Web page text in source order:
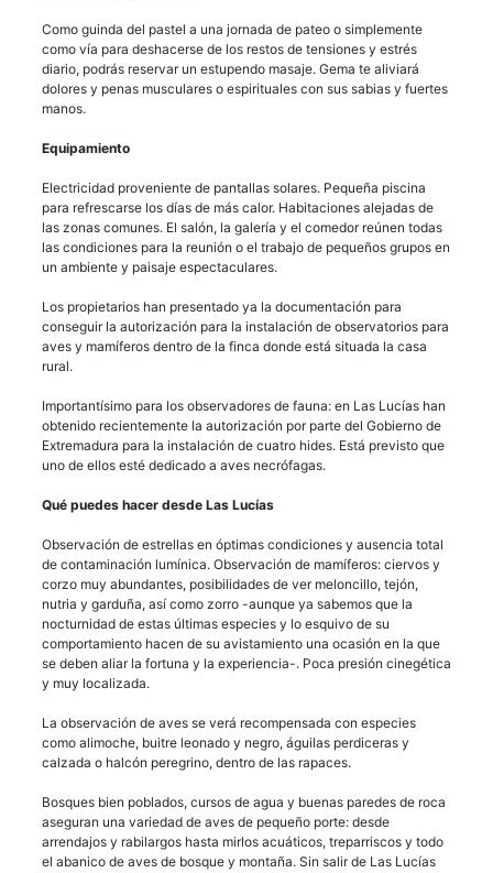
Como guinda del pastel a una jornada de pateo o simplemente
como vía para deshacerse de los restos de tensiones y estrés
diario, podrás reservar un estupendo masaje. Gema te aliviará
dolores y penas musculares o espirituales con sus sabias y fuertes
manos.
Equipamiento
Electricidad proveniente de pantallas solares. Pequeña piscina
para refrescarse los días de más calor. Habitaciones alejadas de
las zonas comunes. El salón, la galería y el comedor reúnen todas
las condiciones para la reunión o el trabajo de pequeños grupos en
un ambiente y paisaje espectaculares.
Los propietarios han presentado ya la documentación para
conseguir la autorización para la instalación de observatorios para
aves y mamíferos dentro de la finca donde está situada la casa
rural.
Importantísimo para los observadores de fauna: en Las Lucías han
obtenido recientemente la autorización por parte del Gobierno de
Extremadura para la instalación de cuatro hides. Está previsto que
uno de ellos esté dedicado a aves necrófagas.
Qué puedes hacer desde Las Lucías
Observación de estrellas en óptimas condiciones y ausencia total
de contaminación lumínica. Observación de mamíferos: ciervos y
corzo muy abundantes, posibilidades de ver meloncillo, tejón,
nutria y garduña, así como zorro -aunque ya sabemos que la
nocturnidad de estas últimas especies y lo esquivo de su
comportamiento hacen de su avistamiento una ocasión en la que
se deben aliar la fortuna y la experiencia-. Poca presión cinegética
y muy localizada.
La observación de aves se verá recompensada con especies
como alimoche, buitre leonado y negro, águilas perdiceras y
calzada o halcón peregrino, dentro de las rapaces.
Bosques bien poblados, cursos de agua y buenas paredes de roca
aseguran una variedad de aves de pequeño porte: desde
arrendajos y rabilargos hasta mirlos acuáticos, treparriscos y todo
el abanico de aves de bosque y montaña. Sin salir de Las Lucías